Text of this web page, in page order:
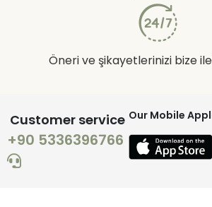
Öneri ve şikayetlerinizi bize
Customer service
+90 5336396766
Our Mobile